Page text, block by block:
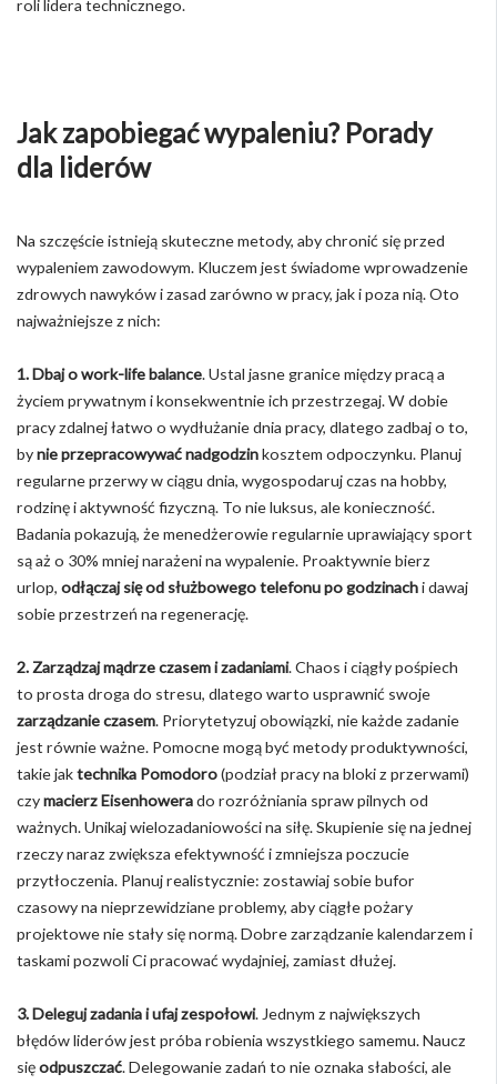
roli lidera technicznego.
Jak zapobiegać wypaleniu? Porady
dla liderów
Na szczęście istnieją skuteczne metody, aby chronić się przed
wypaleniem zawodowym. Kluczem jest świadome wprowadzenie
zdrowych nawyków i zasad zarówno w pracy, jak i poza nią. Oto
najważniejsze z nich:
1. Dbaj o work-life balance. Ustal jasne granice między pracą a
życiem prywatnym i konsekwentnie ich przestrzegaj. W dobie
pracy zdalnej łatwo o wydłużanie dnia pracy, dlatego zadbaj o to,
bynie przepracowywać nadgodzinkosztem odpoczynku. Planuj
regularne przerwy w ciągu dnia, wygospodaruj czas na hobby,
rodzinę i aktywność fizyczną. To nie luksus, ale konieczność.
Badania pokazują, że menedżerowie regularnie uprawiający sport
są aż o 30% mniej narażeni na wypalenie. Proaktywnie bierz
urlop, odłączaj się od służbowego telefonu po godzinachi dawaj
sobie przestrzeń na regenerację.
2. Zarządzaj mądrze czasem i zadaniami. Chaos i ciągły pośpiech
to prosta droga do stresu, dlatego warto usprawnić swoje
zarządzanie czasem. Priorytetyzuj obowiązki, nie każde zadanie
jest równie ważne. Pomocne mogą być metody produktywności,
takie jaktechnika Pomodoro(podział pracy na bloki z przerwami)
czymacierz Eisenhowerado rozróżniania spraw pilnych od
ważnych. Unikaj wielozadaniowości na siłę. Skupienie się na jednej
rzeczy naraz zwiększa efektywność i zmniejsza poczucie
przytłoczenia. Planuj realistycznie: zostawiaj sobie bufor
czasowy na nieprzewidziane problemy, aby ciągłe pożary
projektowe nie stały się normą. Dobre zarządzanie kalendarzem i
taskami pozwoli Ci pracować wydajniej, zamiast dłużej.
3. Deleguj zadania i ufaj zespołowi. Jednym z największych
błędów liderów jest próba robienia wszystkiego samemu. Naucz
sięodpuszczać. Delegowanie zadań to nie oznaka słabości, ale